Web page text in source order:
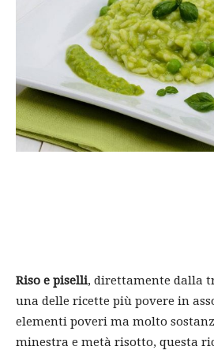
Riso e piselli, direttamente dalla
una delle ricette più povere in
elementi poveri ma molto
minestra e metà risotto, questa